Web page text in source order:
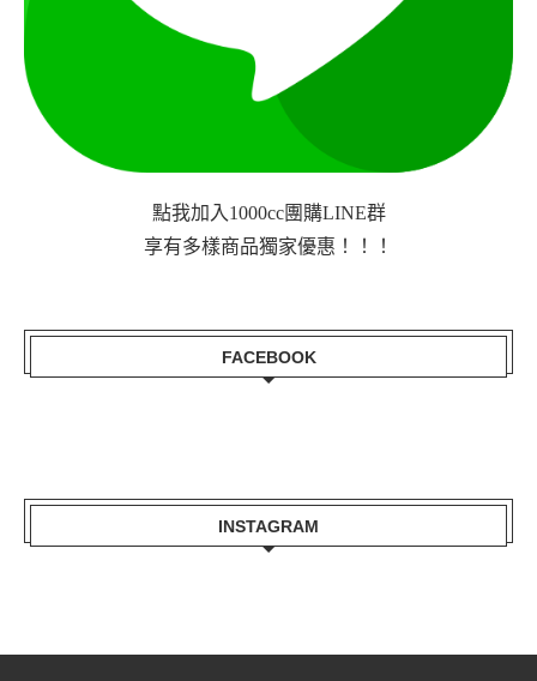
點我加入1000cc團購LINE群
享有多樣商品獨家優惠！！！
FACEBOOK
INSTAGRAM